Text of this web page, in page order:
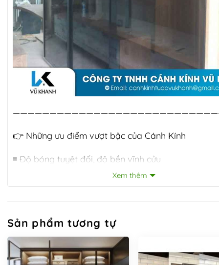
👉 Những ưu điểm vượt bậc của Cánh Kính
◾️ Độ bóng tuyệt đối, độ bền vĩnh cửu
◾️ Không bị xước như hệ nhôm đen mờ
◾️ Cánh tuyệt đối không bị công vênh, kể cả với
3m.
Xem thêm
Sản phẩm tương tự